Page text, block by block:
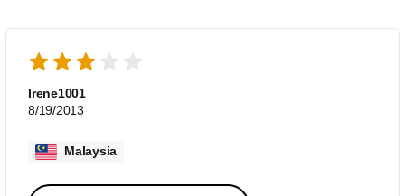
Irene1001
8/19/2013
Malaysia